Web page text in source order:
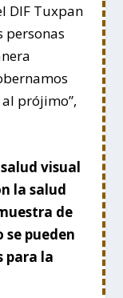
DIF Tuxpan
personas
prójimo”,
visual
la salud
de
pueden
para la